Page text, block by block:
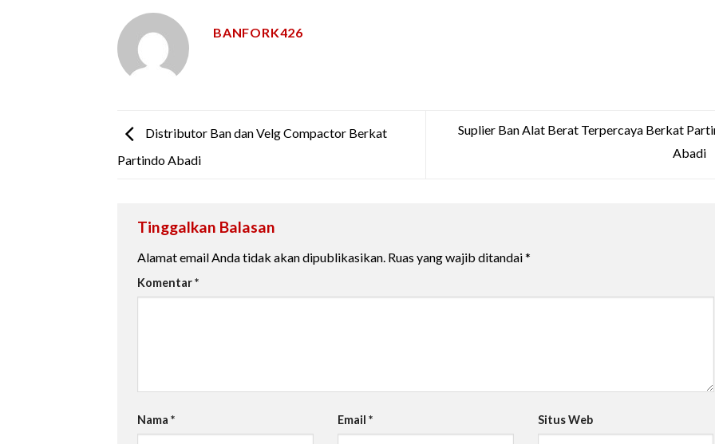
BANFORK426
Distributor Ban dan Velg Compactor Berkat
Partindo Abadi
Suplier Ban Alat Berat Terpercaya Berkat
Abadi
Tinggalkan Balasan
Alamat email Anda tidak akan dipublikasikan. Ruas yang wajib ditandai*
Komentar*
Nama * Email * Situs Web